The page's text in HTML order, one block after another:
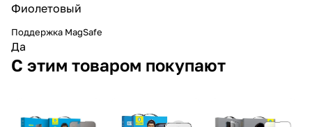
Фиолетовый
Поддержка MagSafe
Да
С этим товаром покупают